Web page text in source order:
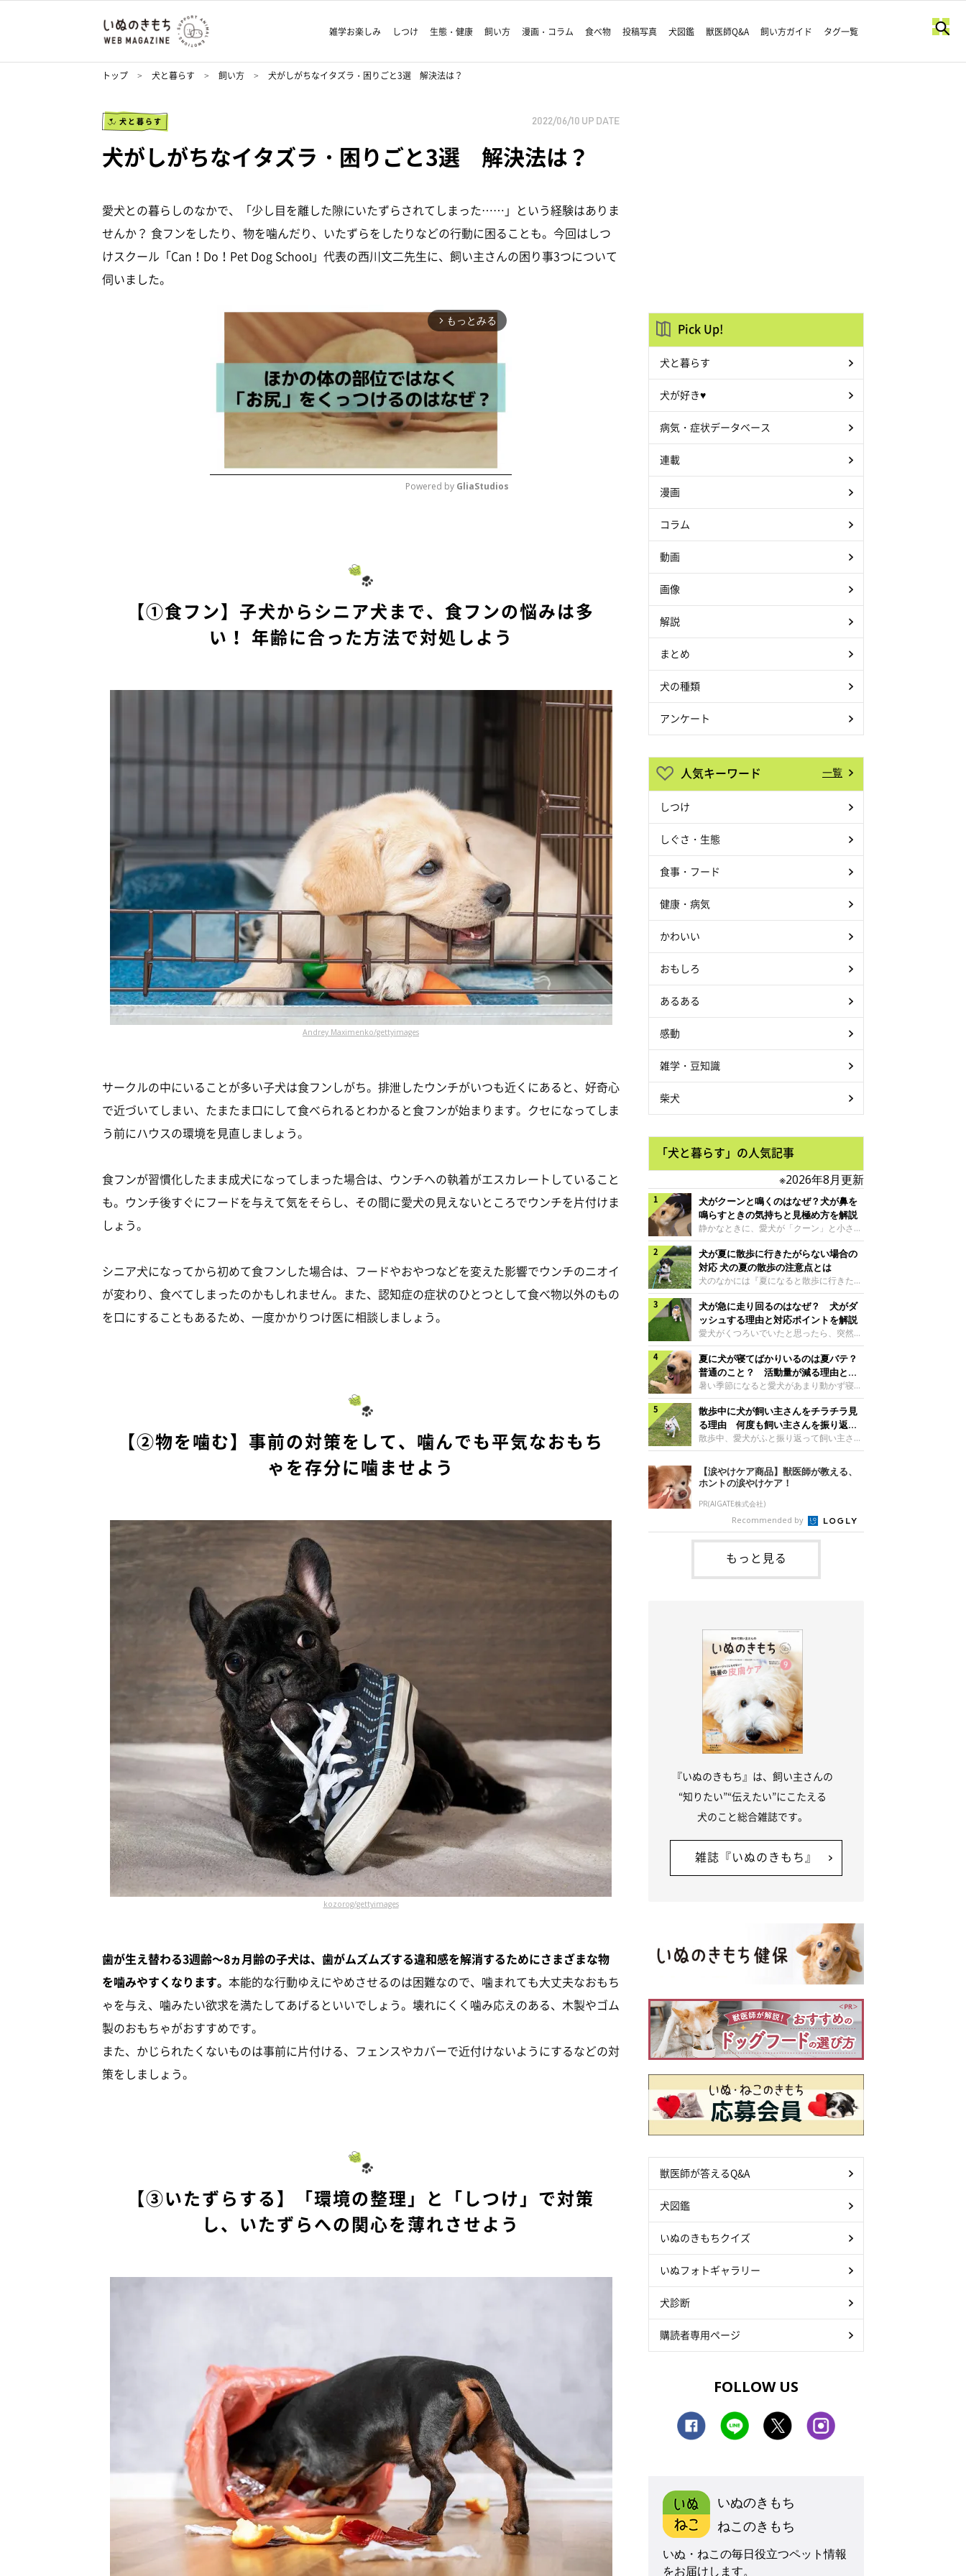
雑学お楽しみ しつけ 生態・健康 飼い方 漫画・コラム 食べ物 投稿写真 犬図鑑 獣医師Q&A 飼い方ガイド タグ一覧
トップ 犬と暮らす 飼い方 犬がしがちなイタズラ・困りごと3選 解決法は？
犬と暮らす 2022/06/10 UP DATE
犬がしがちなイタズラ・困りごと3選 解決法は？
愛犬との暮らしのなかで、「少し目を離した隙にいたずらされてしまった……」という経験はありま
せんか？ 食フンをしたり、物を噛んだり、いたずらをしたりなどの行動に困ることも。今回はしつ
けスクール「Can！Do！Pet Dog School」代表の西川文二先生に、飼い主さんの困り事3つについて
伺いました。
arrow_forward_ios もっとみる
Powered by GliaStudios
【①食フン】子犬からシニア犬まで、食フンの悩みは多
い！ 年齢に合った方法で対処しよう
Andrey Maximenko/gettyimages
サークルの中にいることが多い子犬は食フンしがち。排泄したウンチがいつも近くにあると、好奇心
で近づいてしまい、たまたま口にして食べられるとわかると食フンが始まります。クセになってしま
う前にハウスの環境を見直しましょう。
食フンが習慣化したまま成犬になってしまった場合は、ウンチへの執着がエスカレートしていること
も。ウンチ後すぐにフードを与えて気をそらし、その間に愛犬の見えないところでウンチを片付けま
しょう。
シニア犬になってから初めて食フンした場合は、フードやおやつなどを変えた影響でウンチのニオイ
が変わり、食べてしまったのかもしれません。また、認知症の症状のひとつとして食べ物以外のもの
を口にすることもあるため、一度かかりつけ医に相談しましょう。
【②物を噛む】事前の対策をして、噛んでも平気なおもち
ゃを存分に噛ませよう
kozorog/gettyimages
歯が生え替わる3週齢～8ヵ月齢の子犬は、歯がムズムズする違和感を解消するためにさまざまな物
を噛みやすくなります。 本能的な行動ゆえにやめさせるのは困難なので、噛まれても大丈夫なおもち
ゃを与え、噛みたい欲求を満たしてあげるといいでしょう。壊れにくく噛み応えのある、木製やゴム
製のおもちゃがおすすめです。
また、かじられたくないものは事前に片付ける、フェンスやカバーで近付けないようにするなどの対
策をしましょう。
【③いたずらする】「環境の整理」と「しつけ」で対策
し、いたずらへの関心を薄れさせよう
Pick Up!
犬と暮らす
犬が好き♥
病気・症状データベース
連載
漫画
コラム
動画
画像
解説
まとめ
犬の種類
アンケート
人気キーワード 一覧
しつけ
しぐさ・生態
食事・フード
健康・病気
かわいい
おもしろ
あるある
感動
雑学・豆知識
柴犬
「犬と暮らす」の人気記事
※2026年8月更新
犬がクーンと鳴くのはなぜ？犬が鼻を
鳴らすときの気持ちと見極め方を解説
静かなときに、愛犬が「クーン」と小さく
鳴いたり、鼻を鳴らすような音を出したり
することはありませんか？ 大きく吠える
わけではない分、「不安なの？それとも何
かお願いしているの？」と気になる飼い主
さんもいるかもしれません。今回は、犬が
クーンと鳴く理由や鼻鳴らしの背景、見極
め方と対応のポイントなどについて、いぬ
のきもち獣医師相談室の原 駿太朗先生に
伺いました。クーンと鳴くのはどんな気持
ち？いぬのきもち投稿写真ギャラリー犬が
クーンと小さく鳴くときは、何らかの感情
を伝えようとしている場合があると考えら
れています。大
犬が夏に散歩に行きたがらない場合の
対応 犬の夏の散歩の注意点とは
犬のなかには『夏になると散歩に行きたが
らない、歩かなくなる』『暑い季節は散歩
の気配を察すると涼しい部屋から出ようと
しない』など散歩に行きたがらないコもい
るようです。愛犬の運動をさせてあげたい
のに、散歩に行きたがらない。このような
場合はどう対応すればよいのでしょうか？
「愛犬が夏に散歩に行きたがらない場合の
対応」について、いぬのきもち獣医師相談
室の白山さとこ先生に聞きました。Q.夏に
犬の散歩に行くときの注意点は？ いぬの
きもち投稿写真ギャラリーーー夏に愛犬と
散歩に行くときは、どのようなことに注意
をするとよい
犬が急に走り回るのはなぜ？ 犬がダ
ッシュする理由と対応ポイントを解説
愛犬がくつろいでいたと思ったら、突然部
屋の中を走り回り始める――そんな様子に
驚いたことはありませんか？ 急な動きに
「何が起きているの？」と戸惑う飼い主さ
んも多いでしょう。落ち着いていたはずな
のに、急にスイッチが入ったように見える
と不安になることもあります。今回は、犬
が急に走り回る理由や見極め方などについ
て、いぬのきもち獣医師相談室の岡本りさ
先生に伺いました。犬が急に走り回るのは
ラリー犬が突然走り回る行動は、必ずしも
珍しいものではないと考えられています。
体にたまったエ
夏に犬が寝てばかりいるのは夏バテ？
普通のこと？ 活動量が減る理由と対
策とは
暑い季節になると愛犬があまり動かず寝て
ばかりだと感じる飼い主さんはいません
か？その様子に、愛犬が夏バテで疲れてい
るのか、元気がないのかなど不安に感じる
方もいるのではないかと思います。 で
は、犬が寝てばかりいるときに対処が必要
かを見極める方法はあるのでしょうか？
「犬の活動量が夏に減る理由と対策」につ
いて、いぬのきもち獣医師相談室の山口み
き先生に話を聞きました。Q. 夏に犬の活
動量が減る理由は？ いぬのきもち投稿写
真ギャラリーーー夏に愛犬の活動量が減る
と感じる飼い主さんもいるようです。理由
としてどのようなこ
散歩中に犬が飼い主さんをチラチラ見
る理由 何度も飼い主さんを振り返る
のはなぜ？
散歩中、愛犬がふと振り返って飼い主さん
の様子を確認する…そんな場面に心当たり
はありませんか？ 何度もチラチラ見られ
ると、「何か気になることがあるの？」
「ちゃんと歩けているかな」と不安になる
ことがあるかもしれません。愛犬が歩きな
がら飼い主さんを振り返るしぐさには、ど
んな気持ちが隠れているのでしょうか。今
回は、犬が散歩中に飼い主さんを確認する
理由や注意すべきサインの見極めかた、対
応のポイントなどについて、いぬのきもち
獣医師相談室の原 駿太朗先生に伺いまし
【涙やけケア商品】獣医師が教える、
ホントの涙やけケア！
PR(AIGATE株式会社)
Recommended by
もっと見る
『いぬのきもち』は、飼い主さんの
“知りたい”“伝えたい”にこたえる
犬のこと総合雑誌です。
雑誌『いぬのきもち』
獣医師が答えるQ&A
犬図鑑
いぬのきもちクイズ
いぬフォトギャラリー
犬診断
購読者専用ページ
FOLLOW US
いぬのきもち
ねこのきもち
いぬ・ねこの毎日役立つペット情報
をお届けします。